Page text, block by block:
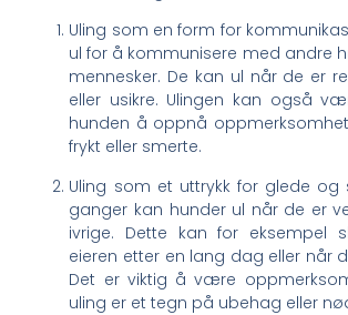
Uling som en form for
‌ul for å kommunisere med andre
mennesker. De kan ul når de er
eller usikre. Ulingen kan også
hunden å oppnå
frykt eller smerte.
Uling som et uttrykk for glede og
ganger kan hunder ul når de er
ivrige. Dette kan for eksempel
eieren etter en lang‌ dag eller når‌
Det er viktig å være
uling er et tegn ⁣på ubehag eller